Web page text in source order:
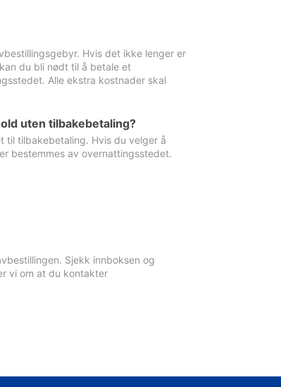
Hvis det ikke lenger er
du bli nødt til å betale et
Alle ekstra kostnader skal
uten tilbakebetaling?
til tilbakebetaling. Hvis du velger å
bestemmes av overnattingsstedet.
Sjekk innboksen og
vi om at du kontakter